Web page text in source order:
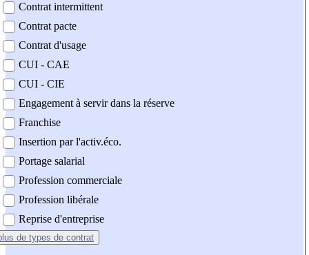
Contrat intermittent
Contrat pacte
Contrat d'usage
CUI - CAE
CUI - CIE
Engagement à servir dans la réserve
Franchise
Insertion par l'activ.éco.
Portage salarial
Profession commerciale
Profession libérale
Reprise d'entreprise
de types de contrat